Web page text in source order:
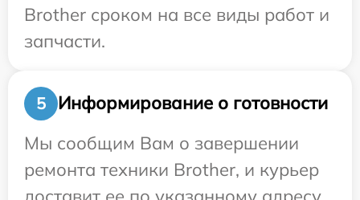
Brother сроком на все виды работ и
запчасти.
5
Информирование о готовности
Мы сообщим Вам о завершении
ремонта техники Brother, и курьер